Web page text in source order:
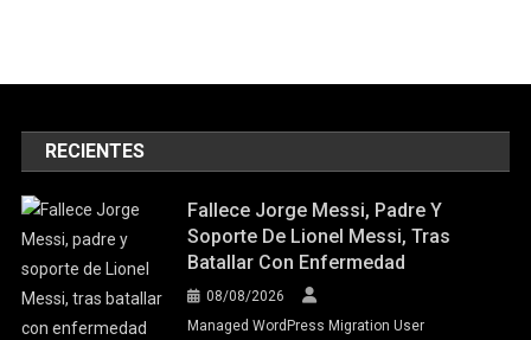
RECIENTES
Fallece Jorge Messi, Padre Y
Soporte De Lionel Messi, Tras
Batallar Con Enfermedad
08/08/2026
Managed WordPress Migration User